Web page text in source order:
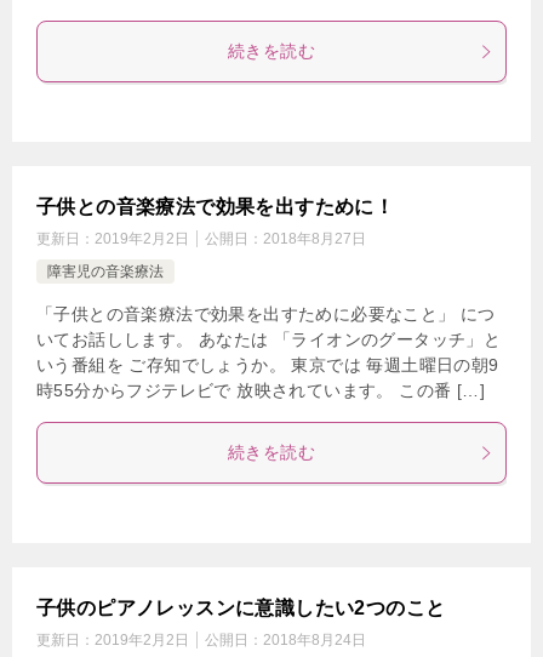
続きを読む
子供との音楽療法で効果を出すために！
更新日： 2019年2月2日 公開日： 2018年8月27日
障害児の音楽療法
「子供との音楽療法で効果を出すために必要なこと」 につ
いてお話しします。 あなたは 「ライオンのグータッチ」と
いう番組を ご存知でしょうか。 東京では 毎週土曜日の朝9
時55分からフジテレビで 放映されています。 この番 […]
続きを読む
子供のピアノレッスンに意識したい2つのこと
更新日： 2019年2月2日 公開日： 2018年8月24日